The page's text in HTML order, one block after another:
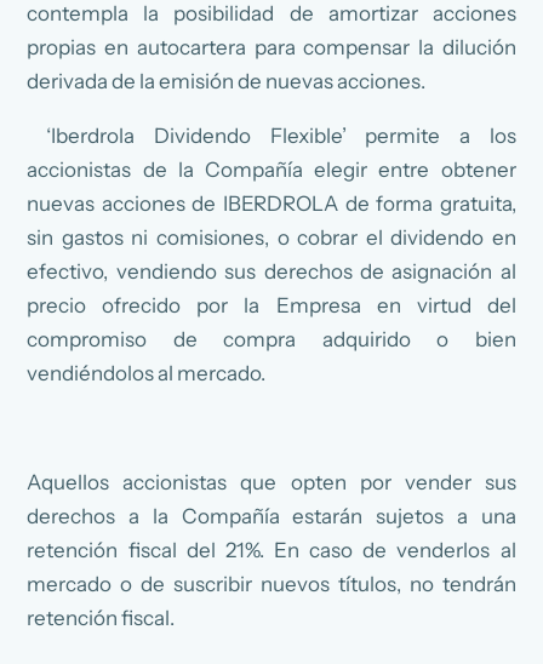
contempla la posibilidad de amortizar acciones
propias en autocartera para compensar la dilución
derivada de la emisión de nuevas acciones.
‘Iberdrola Dividendo Flexible’ permite a los
accionistas de la Compañía elegir entre obtener
nuevas acciones de IBERDROLA de forma gratuita,
sin gastos ni comisiones, o cobrar el dividendo en
efectivo, vendiendo sus derechos de asignación al
precio ofrecido por la Empresa en virtud del
compromiso de compra adquirido o bien
vendiéndolos al mercado.
Aquellos accionistas que opten por vender sus
derechos a la Compañía estarán sujetos a una
retención fiscal del 21%. En caso de venderlos al
mercado o de suscribir nuevos títulos, no tendrán
retención fiscal.